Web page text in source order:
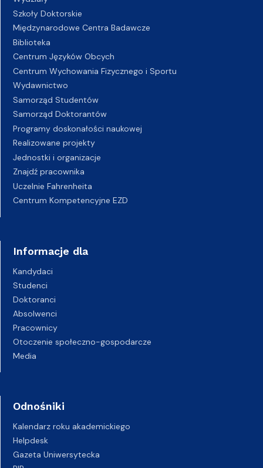
Szkoły Doktorskie
Międzynarodowe Centra Badawcze
Biblioteka
Centrum Języków Obcych
Centrum Wychowania Fizycznego i Sportu
Wydawnictwo
Samorząd Studentów
Samorząd Doktorantów
Programy doskonałości naukowej
Realizowane projekty
Jednostki i organizacje
Znajdź pracownika
Uczelnie Fahrenheita
Centrum Kompetencyjne EZD
Informacje dla
Kandydaci
Studenci
Doktoranci
Absolwenci
Pracownicy
Otoczenie społeczno-gospodarcze
Media
Odnośniki
Kalendarz roku akademickiego
Helpdesk
Gazeta Uniwersytecka